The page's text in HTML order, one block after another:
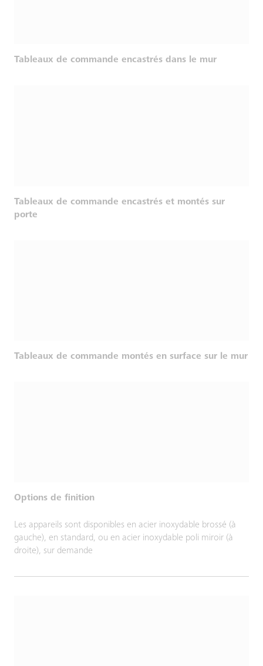
Tableaux de commande encastrés dans le mur
Tableaux de commande encastrés et montés sur
porte
Tableaux de commande montés en surface sur le mur
Options de finition
Les appareils sont disponibles en acier inoxydable brossé (à
gauche), en standard, ou en acier inoxydable poli miroir (à
droite), sur demande